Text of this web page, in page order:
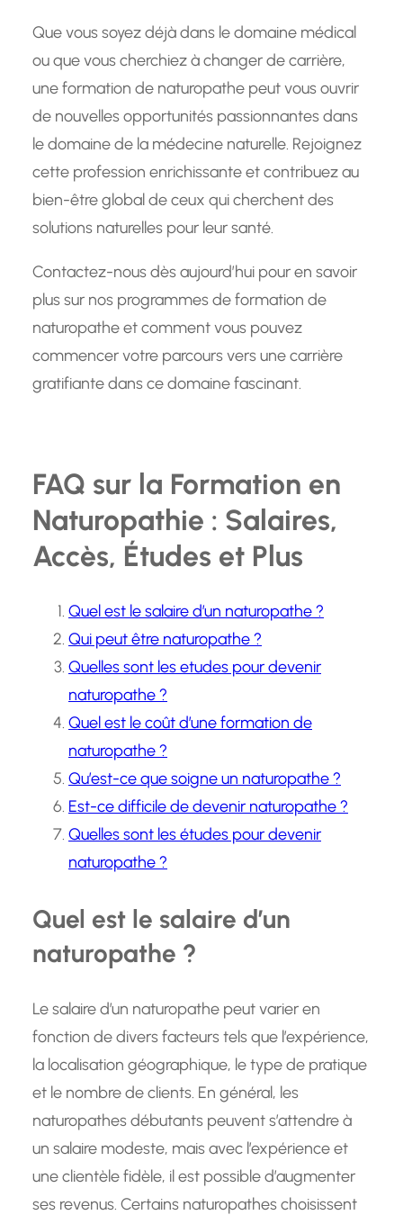
Que vous soyez déjà dans le domaine médical
ou que vous cherchiez à changer de carrière,
une formation de naturopathe peut vous ouvrir
de nouvelles opportunités passionnantes dans
le domaine de la médecine naturelle. Rejoignez
cette profession enrichissante et contribuez au
bien-être global de ceux qui cherchent des
solutions naturelles pour leur santé.
Contactez-nous dès aujourd’hui pour en savoir
plus sur nos programmes de formation de
naturopathe et comment vous pouvez
commencer votre parcours vers une carrière
gratifiante dans ce domaine fascinant.
FAQ sur la Formation en
Naturopathie : Salaires,
Accès, Études et Plus
Quel est le salaire d’un naturopathe ?
Qui peut être naturopathe ?
Quelles sont les etudes pour devenir
naturopathe ?
Quel est le coût d’une formation de
naturopathe ?
Qu’est-ce que soigne un naturopathe ?
Est-ce difficile de devenir naturopathe ?
Quelles sont les études pour devenir
naturopathe ?
Quel est le salaire d’un
naturopathe ?
Le salaire d’un naturopathe peut varier en
fonction de divers facteurs tels que l’expérience,
la localisation géographique, le type de pratique
et le nombre de clients. En général, les
naturopathes débutants peuvent s’attendre à
un salaire modeste, mais avec l’expérience et
une clientèle fidèle, il est possible d’augmenter
ses revenus. Certains naturopathes choisissent